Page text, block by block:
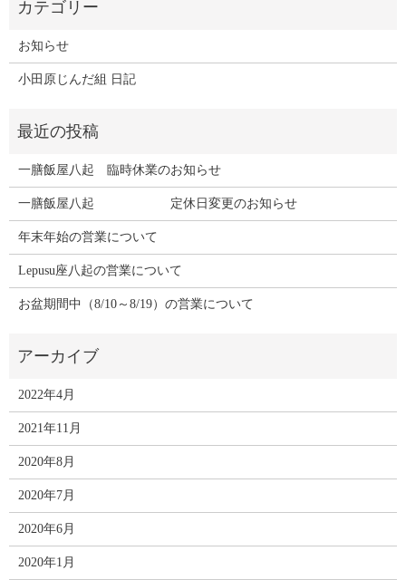
お知らせ
小田原じんだ組 日記
一膳飯屋八起 臨時休業のお知らせ
一膳飯屋八起 定休日変更のお知らせ
年末年始の営業について
Lepusu座八起の営業について
お盆期間中（8/10～8/19）の営業について
2022年4月
2021年11月
2020年8月
2020年7月
2020年6月
2020年1月